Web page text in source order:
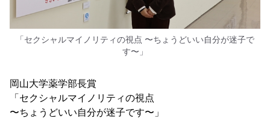
「セクシャルマイノリティの視点 〜ちょうどいい自分が迷子で
す〜」
岡山大学薬学部長賞
「セクシャルマイノリティの視点
〜ちょうどいい自分が迷子です〜」